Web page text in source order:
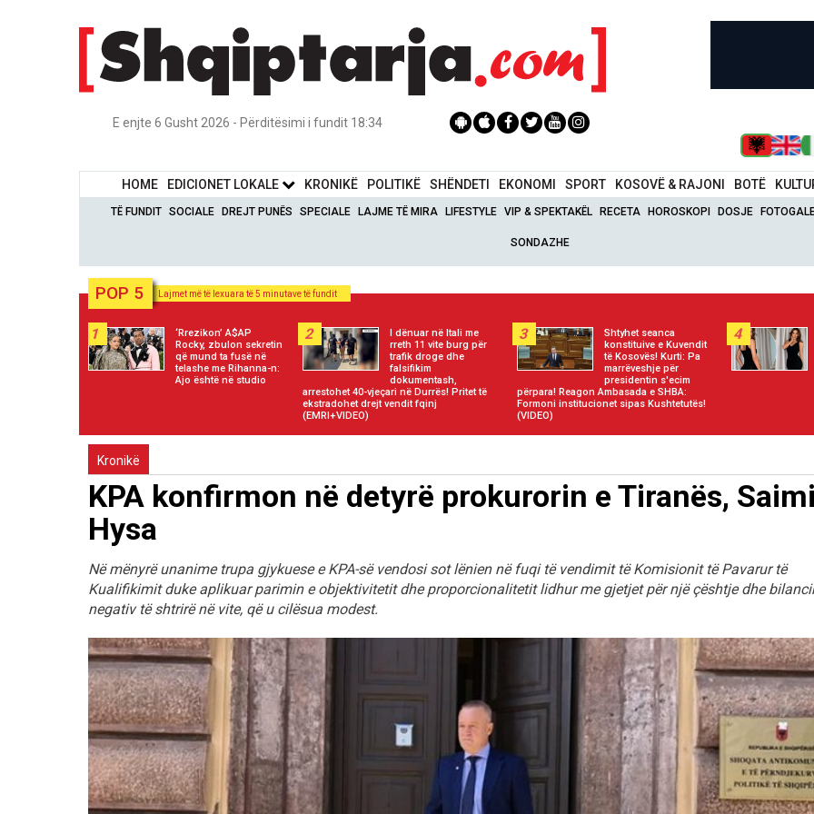
E enjte 6 Gusht 2026 - Përditësimi i fundit 18:34
HOME EDICIONET LOKALE KRONIKË POLITIKË SHËNDETI EKONOMI SPORT KOSOVË & RAJONI BOTË
TË FUNDIT SOCIALE DREJT PUNËS SPECIALE LAJME TË MIRA LIFESTYLE VIP & SPEKTAKËL RECETA HOROSKOPI DOSJE
SONDAZHE
POP 5 Lajmet më të lexuara të 5 minutave të fundit
1
‘Rrezikon’ A$AP
Rocky, zbulon sekretin
që mund ta fusë në
telashe me Rihanna-n:
Ajo është në studio
2
I dënuar në Itali me
rreth 11 vite burg për
trafik droge dhe
falsifikim
dokumentash,
arrestohet 40-vjeçari në Durrës! Pritet të
ekstradohet drejt vendit fqinj
(EMRI+VIDEO)
3
Shtyhet seanca
konstituive e Kuvendit
të Kosovës! Kurti: Pa
marrëveshje për
presidentin s'ecim
përpara! Reagon Ambasada e SHBA:
Formoni institucionet sipas Kushtetutës!
(VIDEO)
4
Kronikë
KPA konfirmon në detyrë prokurorin e Tiranës,
Hysa
Në mënyrë unanime trupa gjykuese e KPA-së vendosi sot lënien në fuqi të vendimit të Komisionit të Pavarur të
Kualifikimit duke aplikuar parimin e objektivitetit dhe proporcionalitetit lidhur me gjetjet për një çështje dhe
negativ të shtrirë në vite, që u cilësua modest.